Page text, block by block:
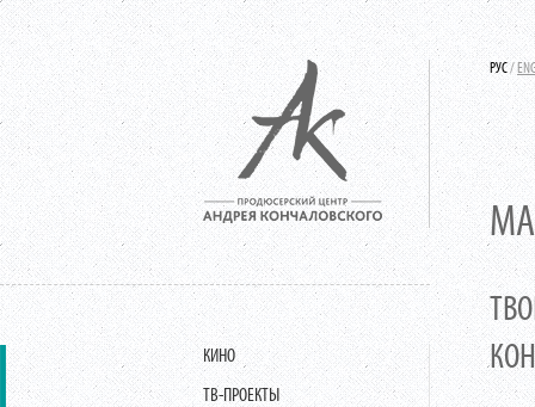
РУС/
КИНО
ТВ-ПРОЕКТЫ